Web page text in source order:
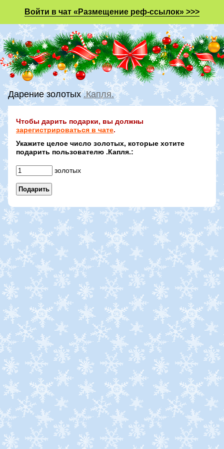
Войти в чат «Размещение реф-ссылок» >>>
Дарение золотых.Капля.
Чтобы дарить подарки, вы должны
зарегистрироваться в чате.
Укажите целое число золотых, которые хотите
подарить пользователю .Капля.:
золотых